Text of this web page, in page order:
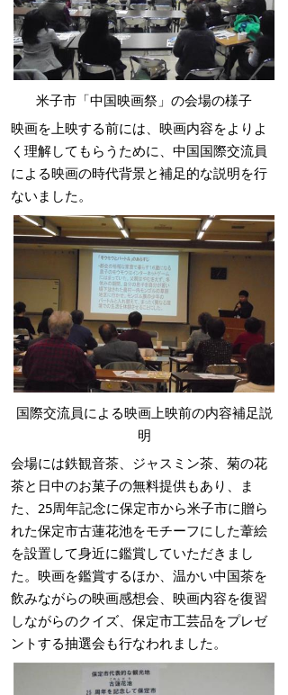
米子市「中国映画祭」の会場の様子
映画を上映する前には、映画内容をよりよ
く理解してもらうために、中国国際交流員
による映画の時代背景と補足的な説明を行
ないました。
国際交流員による映画上映前の内容補足説
明
会場には鉄観音茶、ジャスミン茶、菊の花
茶と日中のお菓子の無料提供もあり、ま
た、25周年記念に保定市から米子市に贈ら
れた保定市古蓮花池をモチーフにした葦絵
を設置して身近に鑑賞していただきまし
た。映画を鑑賞するほか、温かい中国茶を
飲みながらの映画感想会、映画内容を復習
しながらのクイズ、保定市工芸品をプレゼ
ントする抽選会も行なわれました。